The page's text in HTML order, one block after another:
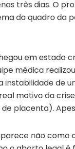
três dias. O
do quadro da
em estado
médica
instabilidade de
motivo da
placenta).
não como